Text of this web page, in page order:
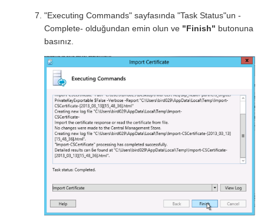
"Executing Commands" sayfasında "Task Status"un -
Complete- olduğundan emin olun ve "Finish" butonuna
basınız.